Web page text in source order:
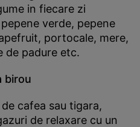
in fiecare zi
verde, pepene
portocale, mere,
de padure etc.
birou
cafea sau tigara,
de relaxare cu un